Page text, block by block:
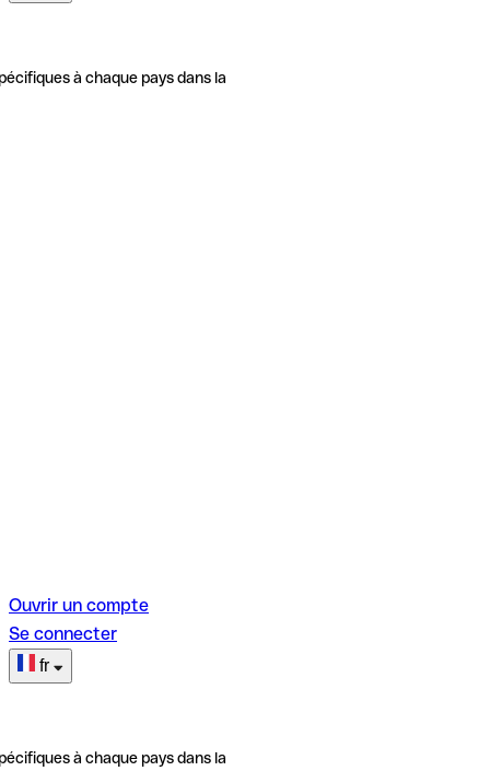
à chaque pays dans la
Ouvrir un compte
Se connecter
fr
à chaque pays dans la